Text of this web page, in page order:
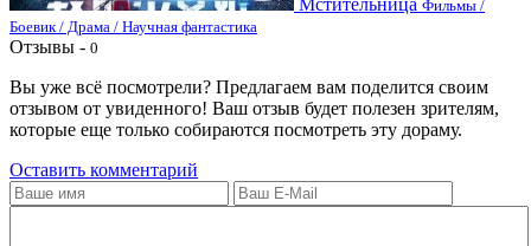
Фильмы /
Боевик / Драма / Научная фантастика
Отзывы - 0
Вы уже всё посмотрели? Предлагаем вам поделится своим
отзывом от увиденного! Ваш отзыв будет полезен зрителям,
которые еще только собираются посмотреть эту дораму.
Оставить комментарий